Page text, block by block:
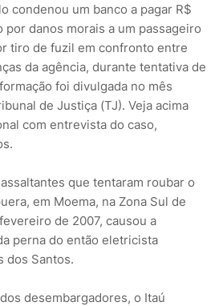
condenou um banco a pagar R$
por danos morais a um passageiro
tiro de fuzil em confronto entre
da agência, durante tentativa de
foi divulgada no mês
de Justiça (TJ). Veja acima
com entrevista do caso,
que tentaram roubar o
em Moema, na Zona Sul de
de 2007, causou a
perna do então eletricista
dos Santos.
desembargadores, o Itaú